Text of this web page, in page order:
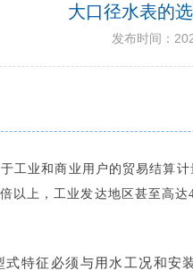
大口径水表的
发布时间：
工业和商业用户的贸易结算
以上，工业发达地区甚至高
特征必须与用水工况和